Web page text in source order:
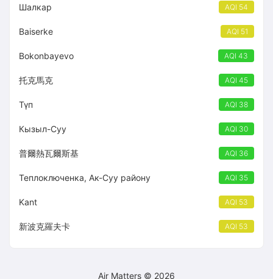
Шалкар AQI 54
Baiserke AQI 51
Bokonbayevo AQI 43
托克馬克 AQI 45
Түп AQI 38
Кызыл-Суу AQI 30
普爾熱瓦爾斯基 AQI 36
Теплоключенка, Ак-Суу району AQI 35
Kant AQI 53
新波克羅夫卡 AQI 53
Air Matters © 2026